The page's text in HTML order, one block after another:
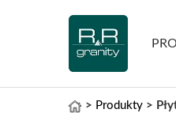
> Produkty >